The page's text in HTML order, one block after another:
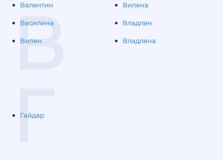
В
Валентин
Василина
Вилен
Вилена
Владлен
Владлена
Г
Гайдар